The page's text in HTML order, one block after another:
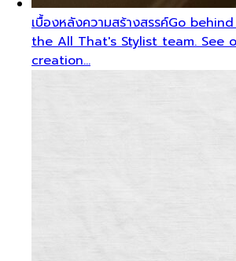
เบื้องหลังความสร้างสรรค์Go
the All That's Stylist team. See
creation…